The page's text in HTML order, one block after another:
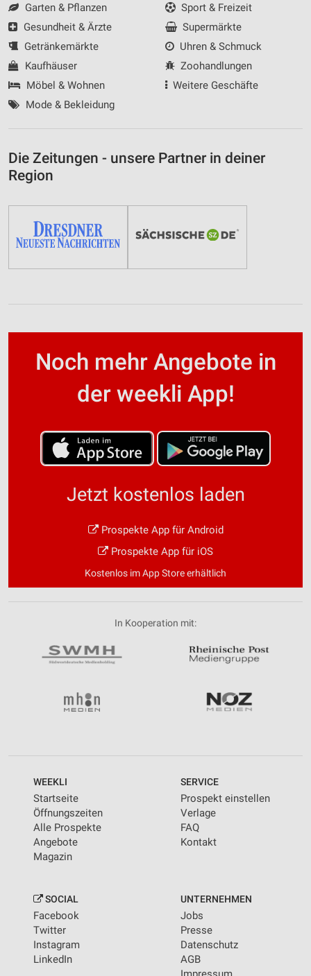
Garten & Pflanzen
Gesundheit & Ärzte
Getränkemärkte
Kaufhäuser
Möbel & Wohnen
Mode & Bekleidung
Sport & Freizeit
Supermärkte
Uhren & Schmuck
Zoohandlungen
Weitere Geschäfte
Die Zeitungen - unsere Partner in deiner
Region
Noch mehr Angebote in
der weekli App!
Jetzt kostenlos laden
Prospekte App für Android
Prospekte App für iOS
Kostenlos im App Store erhältlich
In Kooperation mit:
WEEKLI
Startseite
Öffnungszeiten
Alle Prospekte
Angebote
Magazin
SERVICE
Prospekt einstellen
Verlage
FAQ
Kontakt
SOCIAL
Facebook
Twitter
Instagram
LinkedIn
UNTERNEHMEN
Jobs
Presse
Datenschutz
AGB